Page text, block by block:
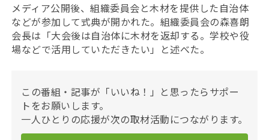
メディア公開後、組織委員会と木材を提供した自治体
などが参加して式典が開かれた。組織委員会の森喜朗
会長は「大会後は自治体に木材を返却する。学校や役
場などで活用していただきたい」と述べた。
この番組・記事が「いいね！」と思ったらサポー
トをお願いします。
一人ひとりの応援が次の取材活動につながります。